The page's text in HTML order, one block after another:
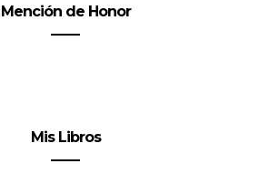
Mención de Honor
Mis Libros